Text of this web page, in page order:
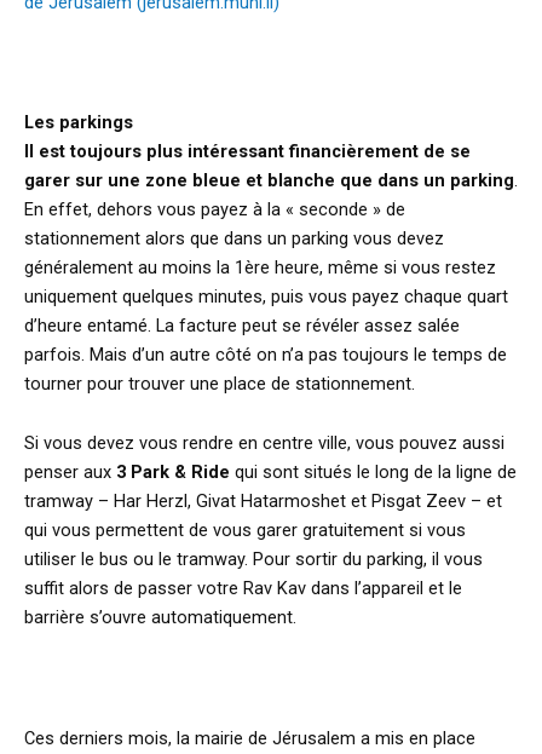
Les parkings
Il est toujours plus intéressant financièrement de se
garer sur une zone bleue et blanche que dans un parking.
En effet, dehors vous payez à la « seconde » de
stationnement alors que dans un parking vous devez
généralement au moins la 1ère heure, même si vous restez
uniquement quelques minutes, puis vous payez chaque quart
d’heure entamé. La facture peut se révéler assez salée
parfois. Mais d’un autre côté on n’a pas toujours le temps de
tourner pour trouver une place de stationnement.
Si vous devez vous rendre en centre ville, vous pouvez aussi
penser aux 3 Park & Ride qui sont situés le long de la ligne de
tramway – Har Herzl, Givat Hatarmoshet et Pisgat Zeev – et
qui vous permettent de vous garer gratuitement si vous
utiliser le bus ou le tramway. Pour sortir du parking, il vous
suffit alors de passer votre Rav Kav dans l’appareil et le
barrière s’ouvre automatiquement.
Ces derniers mois, la mairie de Jérusalem a mis en place